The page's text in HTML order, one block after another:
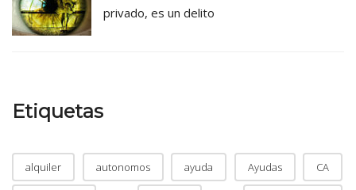
privado, es un delito
Etiquetas
alquiler autonomos ayuda Ayudas CA